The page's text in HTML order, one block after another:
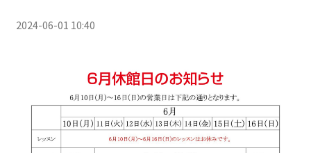
2024-06-01 10:40